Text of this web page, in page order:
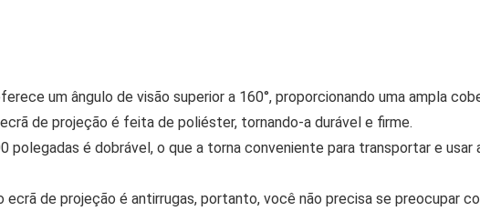
um ângulo de visão superior a 160°, proporcionando uma ampla
de projeção é feita de poliéster, tornando-a durável e firme.
polegadas é dobrável, o que a torna conveniente para transportar e usar
ecrã de projeção é antirrugas, portanto, você não precisa se preocupar